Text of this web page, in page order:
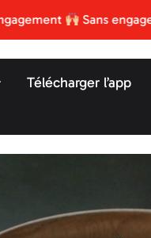
Sans engagement
Télécharger l’app